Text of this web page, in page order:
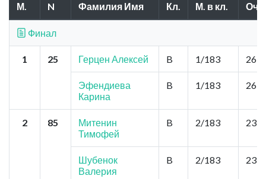
М. N Фамилия Имя Кл. М. в кл.
Финал
1 25 Герцен Алексей B 1/183 26,0
Эфендиева
Карина
B 1/183 26,0
2 85
Митенин
Тимофей
B 2/183 23,4
Шубенок
Валерия
B 2/183 23,4